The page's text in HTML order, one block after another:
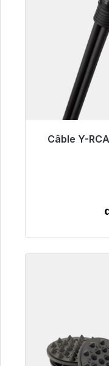
Câble Y-